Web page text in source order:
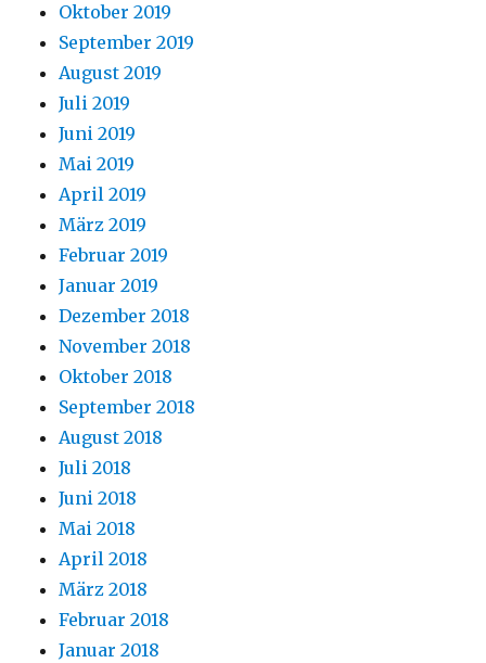
Oktober 2019
September 2019
August 2019
Juli 2019
Juni 2019
Mai 2019
April 2019
März 2019
Februar 2019
Januar 2019
Dezember 2018
November 2018
Oktober 2018
September 2018
August 2018
Juli 2018
Juni 2018
Mai 2018
April 2018
März 2018
Februar 2018
Januar 2018